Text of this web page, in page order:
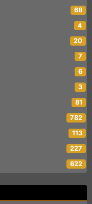
68
4
20
7
6
3
81
782
113
227
622